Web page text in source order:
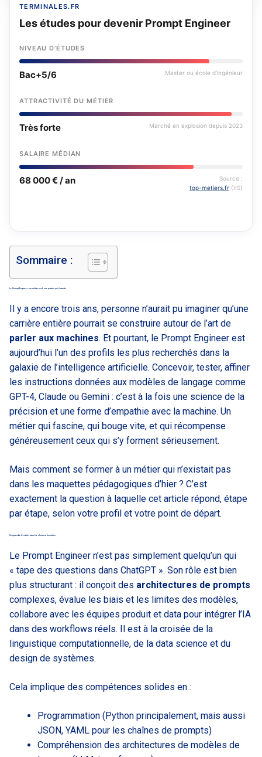
TERMINALES.FR
Les études pour devenir Prompt Engineer
NIVEAU D’ÉTUDES
Bac+5/6 Master ou école d’ingénieur
ATTRACTIVITÉ DU MÉTIER
Très forte Marché en explosion depuis 2023
SALAIRE MÉDIAN
68 000 € / an
Source :
top-metiers.fr (IIS)
Sommaire :
Le Prompt Engineer : un métier neuf, une passion qui s’invente
Il y a encore trois ans, personne n’aurait pu imaginer qu’une
carrière entière pourrait se construire autour de l’art de
parler aux machines. Et pourtant, le Prompt Engineer est
aujourd’hui l’un des profils les plus recherchés dans la
galaxie de l’intelligence artificielle. Concevoir, tester, affiner
les instructions données aux modèles de langage comme
GPT-4, Claude ou Gemini : c’est à la fois une science de la
précision et une forme d’empathie avec la machine. Un
métier qui fascine, qui bouge vite, et qui récompense
généreusement ceux qui s’y forment sérieusement.
Mais comment se former à un métier qui n’existait pas
dans les maquettes pédagogiques d’hier ? C’est
exactement la question à laquelle cet article répond, étape
par étape, selon votre profil et votre point de départ.
Comprendre le métier avant de choisir sa formation
Le Prompt Engineer n’est pas simplement quelqu’un qui
« tape des questions dans ChatGPT ». Son rôle est bien
plus structurant : il conçoit des architectures de prompts
complexes, évalue les biais et les limites des modèles,
collabore avec les équipes produit et data pour intégrer l’IA
dans des workflows réels. Il est à la croisée de la
linguistique computationnelle, de la data science et du
design de systèmes.
Cela implique des compétences solides en :
Programmation (Python principalement, mais aussi
JSON, YAML pour les chaînes de prompts)
Compréhension des architectures de modèles de